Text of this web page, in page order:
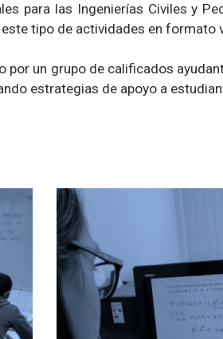
para las Ingenierías Civiles y
tipo de actividades en formato
por un grupo de calificados
estrategias de apoyo a